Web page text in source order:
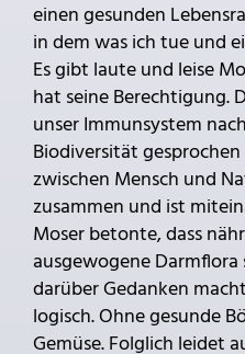
einen gesunden
in dem was ich tue und
Es gibt laute und leise
hat seine Berechtigung.
unser Immunsystem
Biodiversität
zwischen Mensch und
zusammen und ist
Moser betonte, dass
ausgewogene
darüber Gedanken
logisch. Ohne gesunde
Gemüse. Folglich leidet